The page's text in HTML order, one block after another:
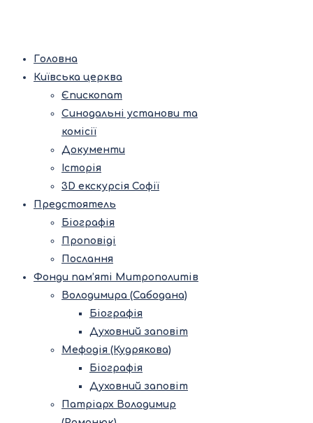
Головна
Київська церква
Єпископат
Синодальні установи та
комісії
Документи
Історія
3D екскурсія Софії
Предстоятель
Біографія
Проповіді
Послання
Фонди пам’яті Митрополитів
Володимира (Сабодана)
Біографія
Духовний заповіт
Мефодія (Кудрякова)
Біографія
Духовний заповіт
Патріарх Володимир